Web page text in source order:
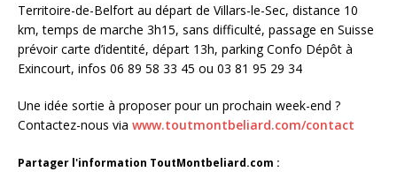
Territoire-de-Belfort au départ de Villars-le-Sec, distance 10
km, temps de marche 3h15, sans difficulté, passage en Suisse
prévoir carte d’identité, départ 13h, parking Confo Dépôt à
Exincourt, infos 06 89 58 33 45 ou 03 81 95 29 34
Une idée sortie à proposer pour un prochain week-end ?
Contactez-nous via www.toutmontbeliard.com/contact
Partager l'information ToutMontbeliard.com :